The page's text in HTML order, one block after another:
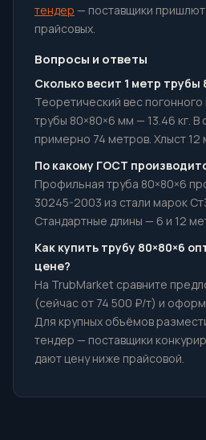
тендер — поставщики
прайсовых.
Вопросы и ответы
Сколько весит 1 метр трубы
Теоретический вес
трубы 80×80×6 мм — 13.46 кг. В
примерно 74 метров. Хлыст 12
По какому ГОСТ
Профильная труба 80×80×6
30245-2003 из стали марок
Стандартные длины — 6 и 12
Как купить трубу 80×80×6
цене?
На TrubMarket сравните
(сейчас от 74 500 ₽/т) и
Для крупных объёмов
тендер — поставщики
дают цену ниже прайсовой.